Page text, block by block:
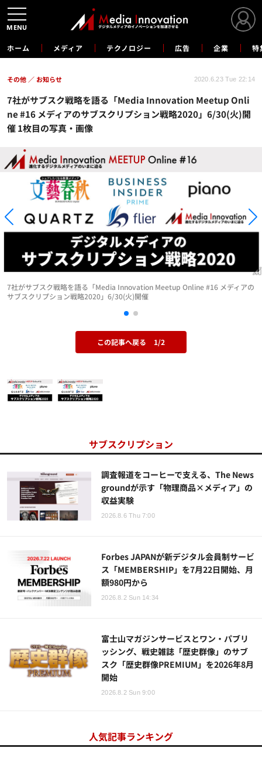
ホーム メディア テクノロジー 広告 企業 特
7社がサブスク戦略を語る「Media Innovation Meetup Onli
ne #16 メディアのサブスクリプション戦略2020」6/30(火)開
催 1枚目の写真・画像
その他 お知らせ 2020.6.23 Tue 22:14
7社がサブスク戦略を語る「Media Innovation Meetup Online #16 メディアの
サブスクリプション戦略2020」6/30(火)開催
この記事へ戻る 1/2
サブスクリプション
調査報道をコーヒーで支える、The News
groundが示す「物理商品×メディア」の
収益実験
2026.8.6 Thu 7:00
Forbes JAPANが新デジタル会員制サービ
ス「MEMBERSHIP」を7月22日開始、月
額980円から
2026.8.2 Sun 14:34
富士山マガジンサービスとワン・パブリ
ッシング、戦史雑誌「歴史群像」のサブ
スク「歴史群像PREMIUM」を2026年8月
開始
2026.8.2 Sun 9:00
人気記事ランキング
MENU